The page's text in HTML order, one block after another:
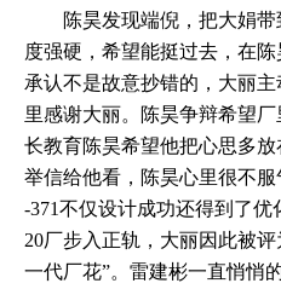
陈昊发现端倪，把大娟带
度强硬，希望能挺过去，在
承认不是故意抄错的，大丽
里感谢大丽。陈昊争辩希望
长教育陈昊希望他把心思多
举信给他看，陈昊心里很不
-371不仅设计成功还得到了
20厂步入正轨，大丽因此被
一代厂花”。雷建彬一直悄悄